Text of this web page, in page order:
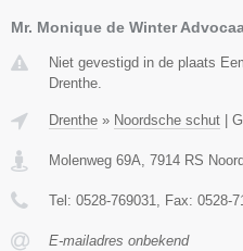
Mr. Monique de Winter
Niet gevestigd in de plaats
Drenthe.
Drenthe » Noordsche schut
Molenweg 69A, 7914 RS
Tel: 0528-769031, Fax: 0528-
E-mailadres onbekend